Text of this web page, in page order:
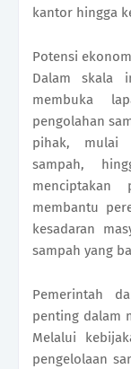
kantor hingga
Potensi
Dalam skala
membuka
pengolahan
pihak, mulai
sampah,
membantu
kesadaran
sampah yang
Pemerintah
penting dalam
Melalui
pengelolaan